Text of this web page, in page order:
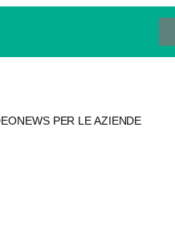
NEWS PER LE AZIENDE